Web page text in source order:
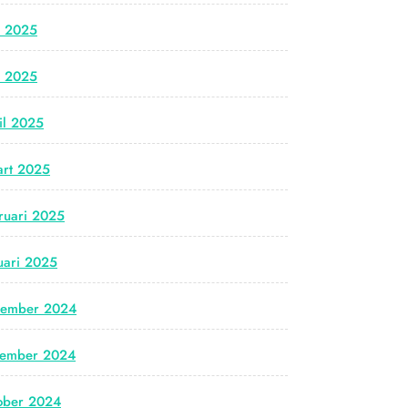
2025
2025
2025
2025
2025
2025
2024
2024
2024